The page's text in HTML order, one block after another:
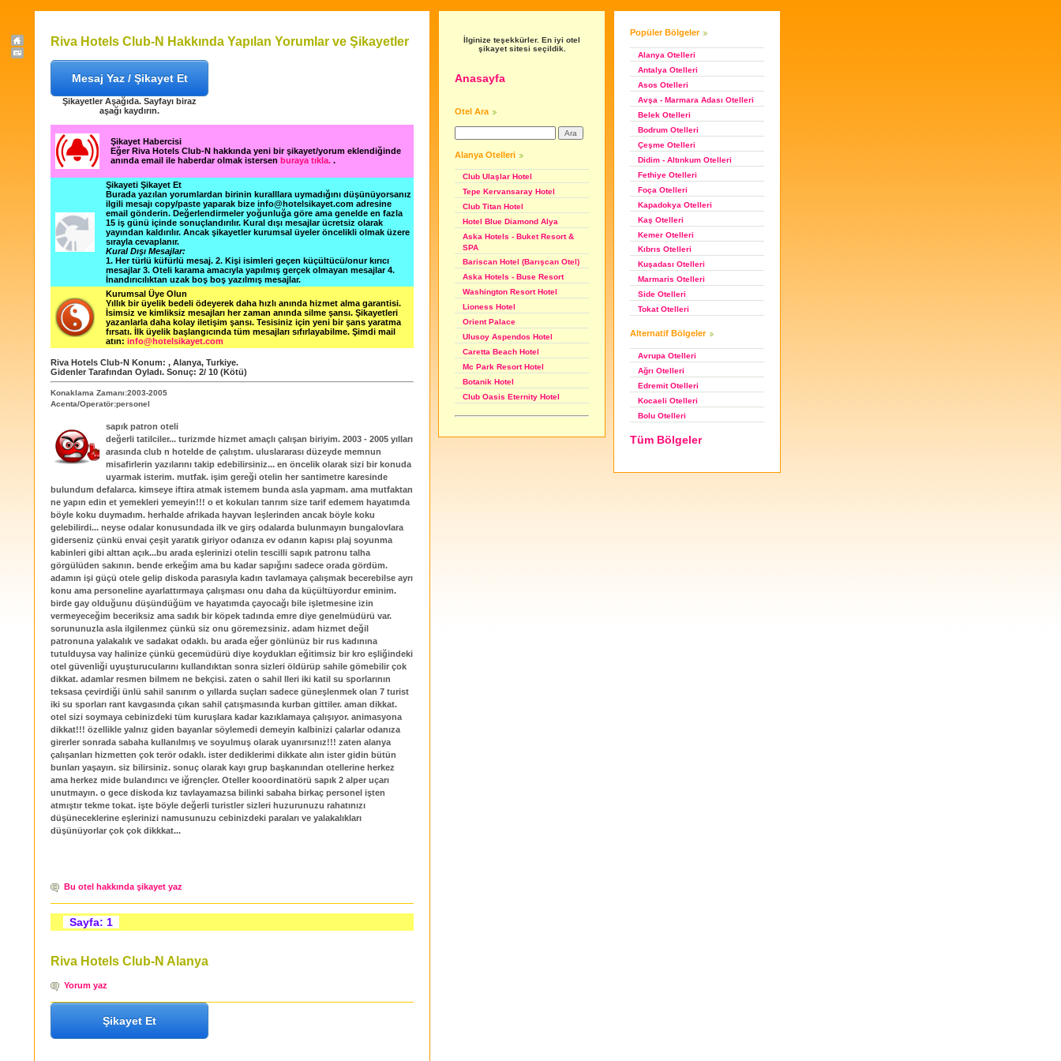
Riva Hotels Club-N Hakkında Yapılan Yorumlar ve Şikayetler
Mesaj Yaz / Şikayet Et
Şikayetler Aşağıda. Sayfayı biraz
aşağı kaydırın.
Şikayet Habercisi
Eğer Riva Hotels Club-N hakkında yeni bir şikayet/yorum eklendiğinde
anında email ile haberdar olmak istersen buraya tıkla. .
Şikayeti Şikayet Et
Burada yazılan yorumlardan birinin kuralllara uymadığını düşünüyorsanız
ilgili mesajı copy/paste yaparak bize info@hotelsikayet.com adresine
email gönderin. Değerlendirmeler yoğunluğa göre ama genelde en fazla
15 iş günü içinde sonuçlandırılır. Kural dışı mesajlar ücretsiz olarak
yayından kaldırılır. Ancak şikayetler kurumsal üyeler öncelikli olmak üzere
sırayla cevaplanır.
Kural Dışı Mesajlar:
1. Her türlü küfürlü mesaj. 2. Kişi isimleri geçen küçültücü/onur kırıcı
mesajlar 3. Oteli karama amacıyla yapılmış gerçek olmayan mesajlar 4.
İnandırıcılıktan uzak boş boş yazılmış mesajlar.
Kurumsal Üye Olun
Yıllık bir üyelik bedeli ödeyerek daha hızlı anında hizmet alma garantisi.
İsimsiz ve kimliksiz mesajları her zaman anında silme şansı. Şikayetleri
yazanlarla daha kolay iletişim şansı. Tesisiniz için yeni bir şans yaratma
fırsatı. İlk üyelik başlangıcında tüm mesajları sıfırlayabilme. Şimdi mail
atın: info@hotelsikayet.com
Riva Hotels Club-N Konum: , Alanya, Turkiye.
Gidenler Tarafından Oyladı. Sonuç: 2/ 10 (Kötü)
Konaklama Zamanı:2003-2005
Acenta/Operatör:personel
sapık patron oteli
değerli tatilciler... turizmde hizmet amaçlı çalışan biriyim. 2003 - 2005 yılları
arasında club n hotelde de çalıştım. uluslararası düzeyde memnun
misafirlerin yazılarını takip edebilirsiniz... en öncelik olarak sizi bir konuda
uyarmak isterim. mutfak. işim gereği otelin her santimetre karesinde
bulundum defalarca. kimseye iftira atmak istemem bunda asla yapmam. ama mutfaktan
ne yapın edin et yemekleri yemeyin!!! o et kokuları tanrım size tarif edemem hayatımda
böyle koku duymadım. herhalde afrikada hayvan leşlerinden ancak böyle koku
gelebilirdi... neyse odalar konusundada ilk ve girş odalarda bulunmayın bungalovlara
giderseniz çünkü envai çeşit yaratık giriyor odanıza ev odanın kapısı plaj soyunma
kabinleri gibi alttan açık...bu arada eşlerinizi otelin tescilli sapık patronu talha
görgülüden sakının. bende erkeğim ama bu kadar sapığını sadece orada gördüm.
adamın işi güçü otele gelip diskoda parasıyla kadın tavlamaya çalışmak becerebilse ayrı
konu ama personeline ayarlattırmaya çalışması onu daha da küçültüyordur eminim.
birde gay olduğunu düşündüğüm ve hayatımda çayocağı bile işletmesine izin
vermeyeceğim beceriksiz ama sadık bir köpek tadında emre diye genelmüdürü var.
sorununuzla asla ilgilenmez çünkü siz onu göremezsiniz. adam hizmet değil
patronuna yalakalık ve sadakat odaklı. bu arada eğer gönlünüz bir rus kadınına
tutulduysa vay halinize çünkü gecemüdürü diye koydukları eğitimsiz bir kro eşliğindeki
otel güvenliği uyuşturucularını kullandıktan sonra sizleri öldürüp sahile gömebilir çok
dikkat. adamlar resmen bilmem ne bekçisi. zaten o sahil lleri iki katil su sporlarının
teksasa çevirdiği ünlü sahil sanırım o yıllarda suçları sadece güneşlenmek olan 7 turist
iki su sporları rant kavgasında çıkan sahil çatışmasında kurban gittiler. aman dikkat.
otel sizi soymaya cebinizdeki tüm kuruşlara kadar kazıklamaya çalışıyor. animasyona
dikkat!!! özellikle yalnız giden bayanlar söylemedi demeyin kalbinizi çalarlar odanıza
girerler sonrada sabaha kullanılmış ve soyulmuş olarak uyanırsınız!!! zaten alanya
çalışanları hizmetten çok terör odaklı. ister dediklerimi dikkate alın ister gidin bütün
bunları yaşayın. siz bilirsiniz. sonuç olarak kayı grup başkanından otellerine herkez
ama herkez mide bulandırıcı ve iğrençler. Oteller kooordinatörü sapık 2 alper uçarı
unutmayın. o gece diskoda kız tavlayamazsa bilinki sabaha birkaç personel işten
atmıştır tekme tokat. işte böyle değerli turistler sizleri huzurunuzu rahatınızı
düşüneceklerine eşlerinizi namusunuzu cebinizdeki paraları ve yalakalıkları
düşünüyorlar çok çok dikkkat...
Bu otel hakkında şikayet yaz
Sayfa: 1
Riva Hotels Club-N Alanya
Yorum yaz
Şikayet Et
İlginize teşekkürler. En iyi otel
şikayet sitesi seçildik.
Anasayfa
Otel Ara
Alanya Otelleri
Club Ulaşlar Hotel
Tepe Kervansaray Hotel
Club Titan Hotel
Hotel Blue Diamond Alya
Aska Hotels - Buket Resort &
SPA
Bariscan Hotel (Barışcan Otel)
Aska Hotels - Buse Resort
Washington Resort Hotel
Lioness Hotel
Orient Palace
Ulusoy Aspendos Hotel
Caretta Beach Hotel
Mc Park Resort Hotel
Botanik Hotel
Club Oasis Eternity Hotel
Popüler Bölgeler
Alanya Otelleri
Antalya Otelleri
Asos Otelleri
Avşa - Marmara Adası Otelleri
Belek Otelleri
Bodrum Otelleri
Çeşme Otelleri
Didim - Altınkum Otelleri
Fethiye Otelleri
Foça Otelleri
Kapadokya Otelleri
Kaş Otelleri
Kemer Otelleri
Kıbrıs Otelleri
Kuşadası Otelleri
Marmaris Otelleri
Side Otelleri
Tokat Otelleri
Alternatif Bölgeler
Avrupa Otelleri
Ağrı Otelleri
Edremit Otelleri
Kocaeli Otelleri
Bolu Otelleri
Tüm Bölgeler